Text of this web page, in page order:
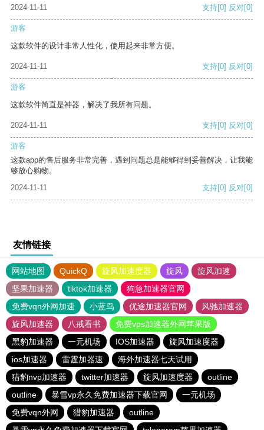
2024-11-11
支持[0] 反对[0]
游客
这款软件的设计非常人性化，使用起来非常方便。
2024-11-11 支持[0] 反对[0]
游客
这款软件简直是神器，解决了我所有问题。
2024-11-11 支持[0] 反对[0]
游客
这款app的售后服务非常完善，遇到问题总是能够得到妥善解决，让我能
够放心购物。
2024-11-11
支持[0] 反对[0]
友情链接
网站地图 QuickQ 旋风加速度器 旋风
旋风加速
坚果加速器
tiktok加速器
狗急加速器官网
免费vqn外网加速
小蓝鸟 优途加速器官网
风驰加速器
旋风加速器
八戒看书
免费vps加速器外网苹果版
黑豹加速器
一元机场 IOS加速器
旋风加速度器
ios加速器
雷霆加器速
海外加速器七天试用
猎豹nvp加速器
twitter加速器 旋风加速度器
outline
outline
暴雪vp永久免费加速器下载官网
一元机场
免费vqn外网
猎豹加速器
outline